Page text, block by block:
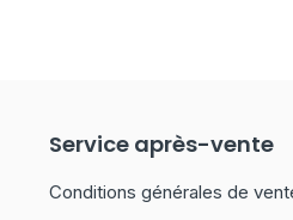
Service après-vente
Conditions générales de